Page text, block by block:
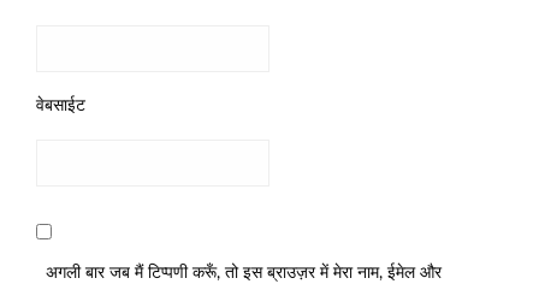
वेबसाईट
अगली बार जब मैं टिप्पणी करूँ, तो इस ब्राउज़र में मेरा नाम, ईमेल और